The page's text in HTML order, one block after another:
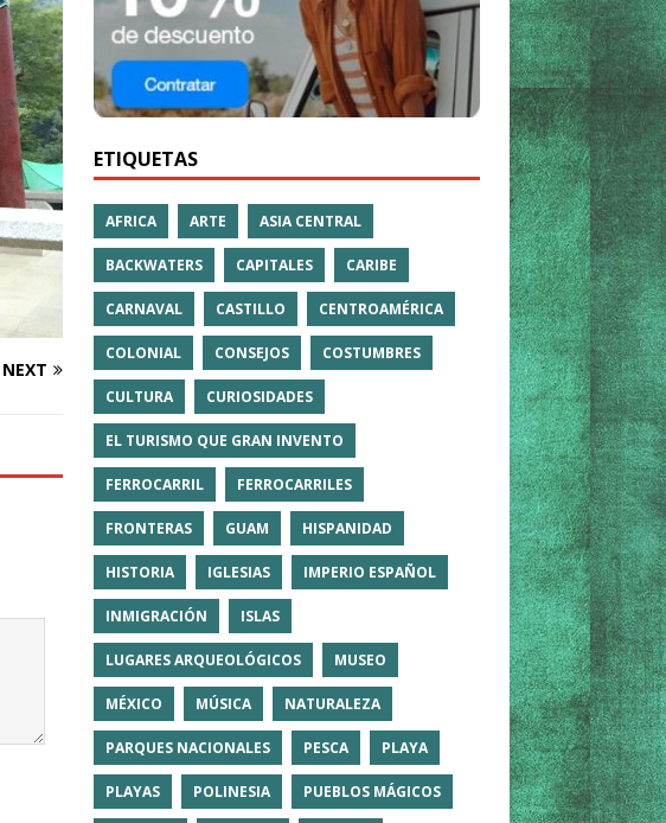
NEXT
ETIQUETAS
AFRICA ARTE ASIA CENTRAL
BACKWATERS CAPITALES CARIBE
CARNAVAL CASTILLO CENTROAMÉRICA
COLONIAL CONSEJOS COSTUMBRES
CULTURA CURIOSIDADES
EL TURISMO QUE GRAN INVENTO
FERROCARRIL FERROCARRILES
FRONTERAS GUAM HISPANIDAD
HISTORIA IGLESIAS IMPERIO ESPAÑOL
INMIGRACIÓN ISLAS
LUGARES ARQUEOLÓGICOS MUSEO
MÉXICO MÚSICA NATURALEZA
PARQUES NACIONALES PESCA PLAYA
PLAYAS POLINESIA PUEBLOS MÁGICOS